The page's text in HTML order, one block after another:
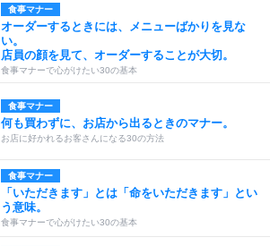
食事マナー
オーダーするときには、メニューばかりを見な
い。
店員の顔を見て、オーダーすることが大切。
食事マナーで心がけたい30の基本
食事マナー
何も買わずに、お店から出るときのマナー。
お店に好かれるお客さんになる30の方法
食事マナー
「いただきます」とは「命をいただきます」とい
う意味。
食事マナーで心がけたい30の基本